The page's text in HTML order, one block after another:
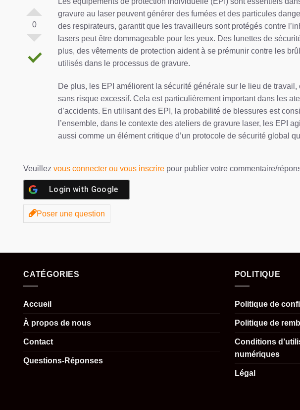
0
gravure au laser peuvent générer des fumées et des particules
des respirateurs, garantit que les travailleurs sont protégés contre
lasers peut être dommageable pour les yeux. Des lunettes de
plus, des vêtements de protection aident à se prémunir contre les
utilisés dans le processus de gravure.
De plus, les EPI améliorent la sécurité générale sur le lieu de
sans risque excessif. Cela est particulièrement important dans les
d’accidents. En utilisant des EPI, la probabilité de blessures est
l’ensemble, dans le contexte des ateliers de gravure laser, les EPI
aussi comme un élément critique d’un protocole de sécurité global
Veuillez vous connecter ou vous inscrire pour publier votre commentaire/
Login with Google
Poser une question
CATÉGORIES
Accueil
À propos de nous
Contact
Questions-Réponses
POLITIQUE
Politique de
Politique de
Conditions
numériques
Légal